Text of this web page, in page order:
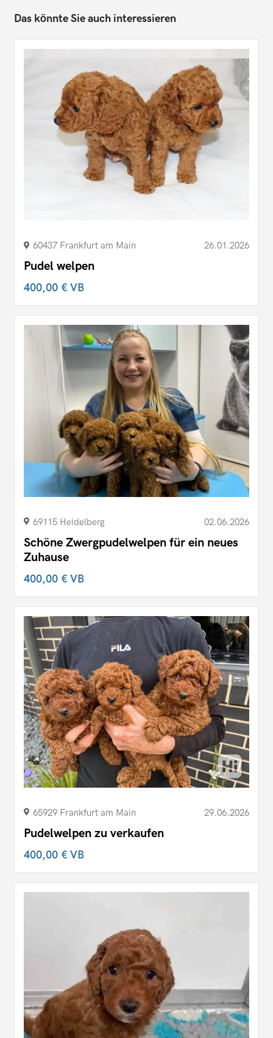
Das könnte Sie auch interessieren
60437 Frankfurt am Main 26.01.2026
Pudel welpen
400,00 €VB
69115 Heidelberg 02.06.2026
Schöne Zwergpudelwelpen für ein neues
Zuhause
400,00 €VB
65929 Frankfurt am Main 29.06.2026
Pudelwelpen zu verkaufen
400,00 €VB